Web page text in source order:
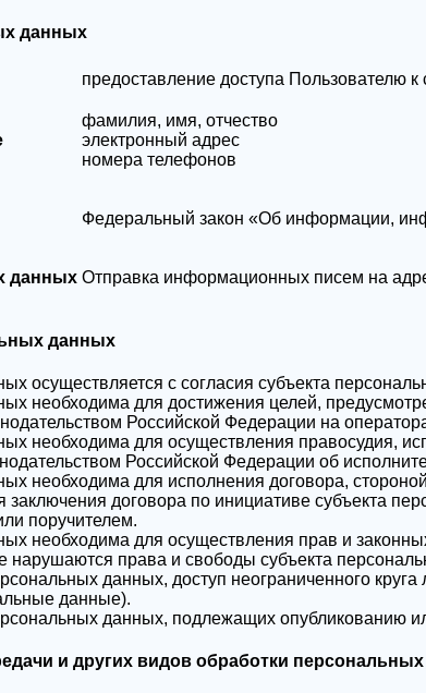
данных
предоставление доступа Пользователю
фамилия, имя, отчество
электронный адрес
номера телефонов
Федеральный закон «Об информации,
данных Отправка информационных писем на
данных
осуществляется с согласия субъекта
необходима для достижения целей,
Российской Федерации на
необходима для осуществления правосудия,
Российской Федерации об
необходима для исполнения договора,
договора по инициативе субъекта
поручителем.
необходима для осуществления прав и
нарушаются права и свободы субъекта
данных, доступ неограниченного
данные).
данных, подлежащих опубликованию
и других видов обработки